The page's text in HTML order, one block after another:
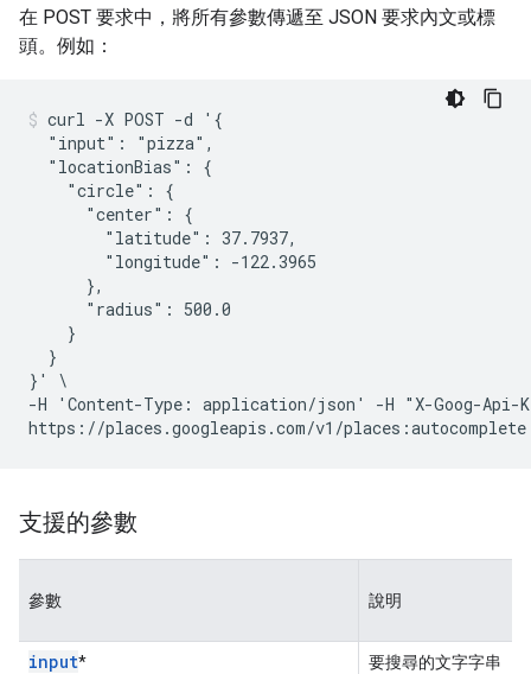
在 POST 要求中，將所有參數傳遞至 JSON 要求內文或標
頭。例如：
curl -X POST -d '{
  "input": "pizza",
  "locationBias": {
    "circle": {
      "center": {
        "latitude": 37.7937,
        "longitude": -122.3965
      },
      "radius": 500.0
    }
  }
}' \
-H 'Content-Type: application/json' -H "X-Goog-Api-
支援的參數
參數 說明
input*
要搜尋的文字字串